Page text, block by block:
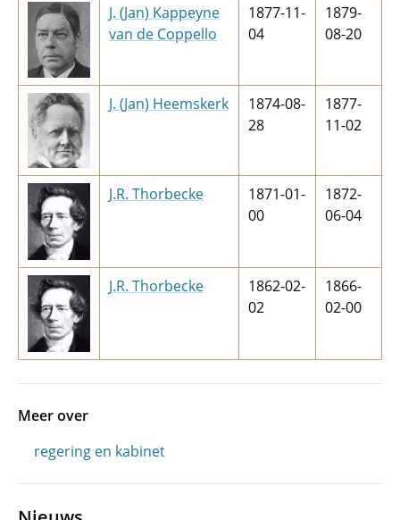
J. (Jan) Kappeyne
van de Coppello
1877-11-
04
1879-
08-20
J. (Jan) Heemskerk
1874-08-
28
1877-
11-02
J.R. Thorbecke
1871-01-
00
1872-
06-04
J.R. Thorbecke
1862-02-
02
1866-
02-00
Meer over
regering en kabinet